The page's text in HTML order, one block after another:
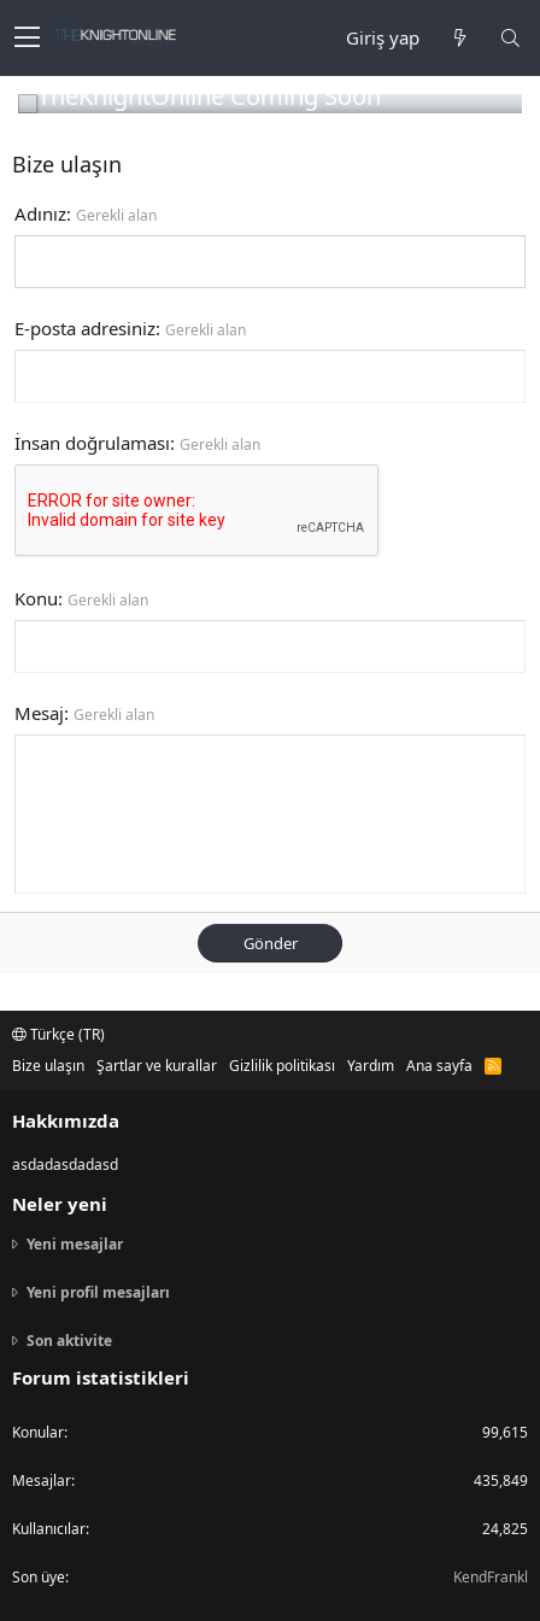
Giriş yap
TheKnightOnline Coming Soon
Bize ulaşın
Adınız Gerekli alan
E-posta adresiniz Gerekli alan
İnsan doğrulaması Gerekli alan
Konu Gerekli alan
Mesaj Gerekli alan
Gönder
Türkçe (TR)
Bize ulaşın Şartlar ve kurallar Gizlilik politikası Yardım Ana sayfa
R
Hakkımızda
asdadasdadasd
Neler yeni
Yeni mesajlar
Yeni profil mesajları
Son aktivite
Forum istatistikleri
Konular 99,615
Mesajlar 435,849
Kullanıcılar 24,825
Son üye KendFrankl